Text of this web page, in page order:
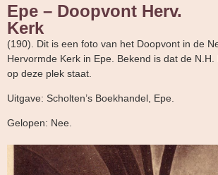
Epe – Doopvont Herv.
Kerk
(190). Dit is een foto van het Doopvont in de
Hervormde Kerk in Epe. Bekend is dat de N.H.
op deze plek staat.
Uitgave: Scholten’s Boekhandel, Epe.
Gelopen: Nee.